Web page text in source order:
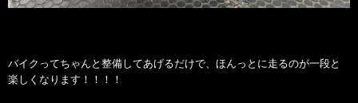
バイクってちゃんと整備してあげるだけで、ほんっとに走るのが一段と
楽しくなります！！！！